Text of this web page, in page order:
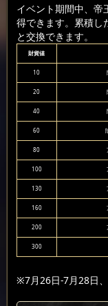
イベント期間中、帝
得できます。累積し
と交換できます。
財貨値
10
20
40
60
80
100
130
160
200
300
※7月26日-7月28日